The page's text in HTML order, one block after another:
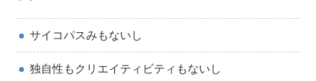
サイコパスみもないし
独自性もクリエイティビティもないし